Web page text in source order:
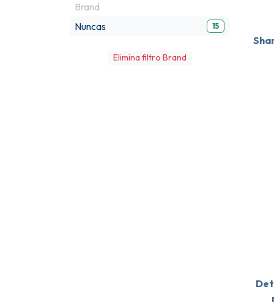
Brand
Nuncas
15
Elimina filtro Brand